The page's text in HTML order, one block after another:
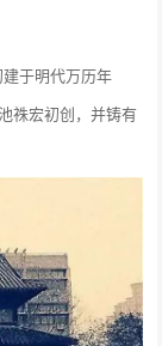
于明代万历年
祩宏初创，并铸有